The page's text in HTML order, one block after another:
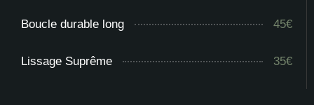
Boucle durable long 45€
Lissage Suprême 35€